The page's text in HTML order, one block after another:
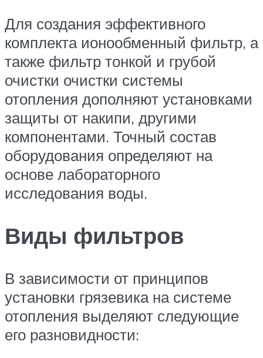
Для создания эффективного
комплекта ионообменный фильтр, а
также фильтр тонкой и грубой
очистки очистки системы
отопления дополняют установками
защиты от накипи, другими
компонентами. Точный состав
оборудования определяют на
основе лабораторного
исследования воды.
Виды фильтров
В зависимости от принципов
установки грязевика на системе
отопления выделяют следующие
его разновидности: